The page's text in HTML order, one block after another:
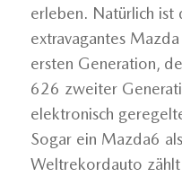
erleben. Natürlich ist
extravagantes
ersten Generation,
626 zweiter
elektronisch
Sogar ein Mazda6
Weltrekordauto